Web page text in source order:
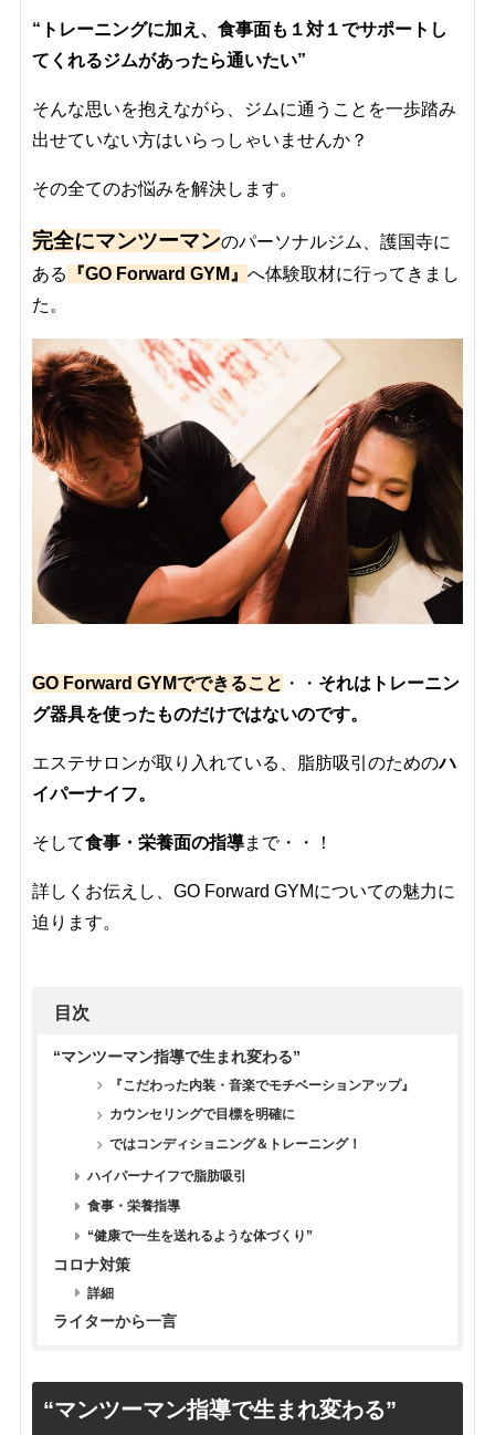
“トレーニングに加え、食事面も１対１でサポートし
てくれるジムがあったら通いたい”
そんな思いを抱えながら、ジムに通うことを一歩踏み
出せていない方はいらっしゃいませんか？
その全てのお悩みを解決します。
完全にマンツーマンのパーソナルジム、護国寺に
ある
『GO Forward GYM』 へ体験取材に行ってきまし
た。
GO Forward GYMでできること ・・ それはトレーニン
グ器具を使ったものだけではないのです。
エステサロンが取り入れている、脂肪吸引のためのハ
イパーナイフ。
そして食事・栄養面の指導まで・・！
詳しくお伝えし、GO Forward GYMについての魅力に
迫ります。
目次
“マンツーマン指導で生まれ変わる”
『こだわった内装・音楽でモチベーションアップ』
カウンセリングで目標を明確に
ではコンディショニング＆トレーニング！
ハイパーナイフで脂肪吸引
食事・栄養指導
“健康で一生を送れるような体づくり”
コロナ対策
詳細
ライターから一言
“マンツーマン指導で生まれ変わる”